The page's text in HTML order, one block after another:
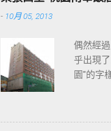
- 10月 05, 2013
偶然經
乎出現
園"的字